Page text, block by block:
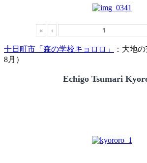
« ‹
十日町市「森の学校キョロロ」
：大地
8月）
Echigo Tsumari